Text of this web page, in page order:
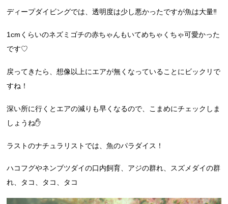
ディープダイビングでは、透明度は少し悪かったですが魚は大量‼
1cmくらいのネズミゴチの赤ちゃんもいてめちゃくちゃ可愛かった
です♡
戻ってきたら、想像以上にエアが無くなっていることにビックリで
すね！
深い所に行くとエアの減りも早くなるので、こまめにチェックしま
しょうね✋
ラストのナチュラリストでは、魚のパラダイス！
ハコフグやネンブツダイの口内飼育、アジの群れ、スズメダイの群
れ、タコ、タコ、タコ